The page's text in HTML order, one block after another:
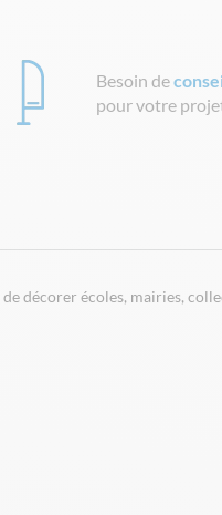
Besoin de
pour votre
décorer écoles, mairies,